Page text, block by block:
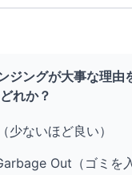
ジングが大事な理由
れか？
少ないほど良い）
Out（ゴミを